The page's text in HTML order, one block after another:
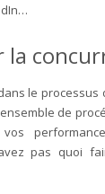
la
le
de
pas quoi